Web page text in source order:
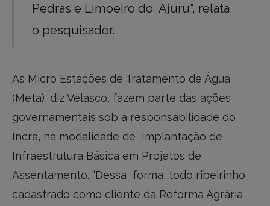
Pedras e Limoeiro do Ajuru”, relata
o pesquisador.
As Micro Estações de Tratamento de Água
(Meta), diz Velasco, fazem parte das ações
governamentais sob a responsabilidade do
Incra, na modalidade de Implantação de
Infraestrutura Básica em Projetos de
Assentamento. “Dessa forma, todo ribeirinho
cadastrado como cliente da Reforma Agrária